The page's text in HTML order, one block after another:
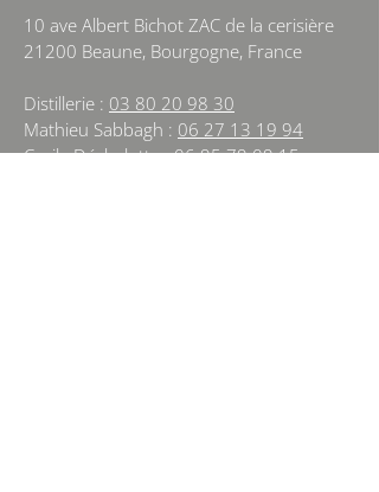
10 ave Albert Bichot ZAC de la cerisière
21200 Beaune, Bourgogne, France
Distillerie : 03 80 20 98 30
Mathieu Sabbagh : 06 27 13 19 94
Cecile Déchelotte :06 95 79 09 15